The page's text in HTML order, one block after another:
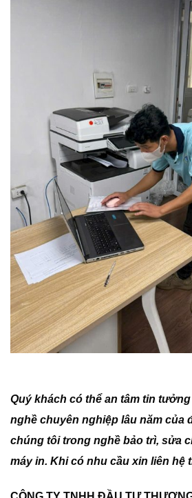
Quý khách có thể an tâm tin
nghề chuyên nghiệp lâu năm của
chúng tôi trong nghề bảo trì, sửa
máy in. Khi có nhu cầu xin liên hệ